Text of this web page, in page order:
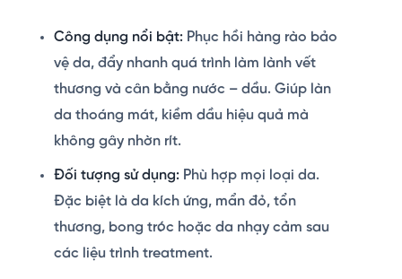
Công dụng nổi bật:Phục hồi hàng rào bảo
vệ da, đẩy nhanh quá trình làm lành vết
thương và cân bằng nước – dầu. Giúp làn
da thoáng mát, kiềm dầu hiệu quả mà
không gây nhờn rít.
Đối tượng sử dụng:Phù hợp mọi loại da.
Đặc biệt là da kích ứng, mẩn đỏ, tổn
thương, bong tróc hoặc da nhạy cảm sau
các liệu trình treatment.